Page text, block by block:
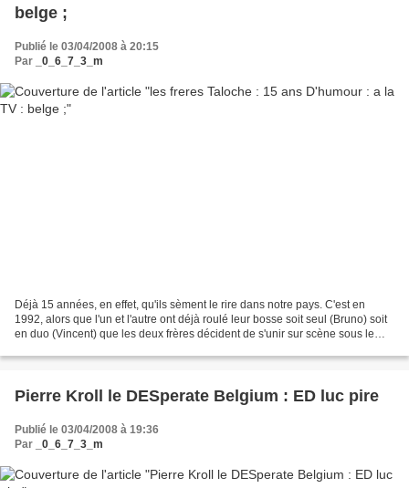
belge ;
Publié le 03/04/2008 à 20:15
Par
_0_6_7_3_m
Déjà 15 années, en effet, qu'ils sèment le rire dans notre pays. C'est en
1992, alors que l'un et l'autre ont déjà roulé leur bosse soit seul (Bruno) soit
en duo (Vincent) que les deux frères décident de s'unir sur scène sous le
Pierre Kroll le DESperate Belgium : ED luc pire
Publié le 03/04/2008 à 19:36
Par
_0_6_7_3_m